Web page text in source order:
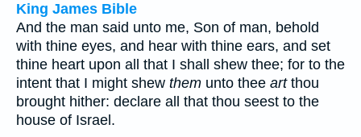
King James Bible
And the man said unto me, Son of man, behold
with thine eyes, and hear with thine ears, and set
thine heart upon all that I shall shew thee; for to the
intent that I might shew them unto thee artthou
brought hither: declare all that thou seest to the
house of Israel.